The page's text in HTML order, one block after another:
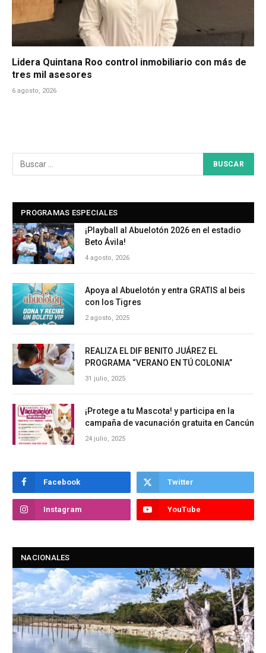
Lidera Quintana Roo control inmobiliario con más de
tres mil asesores
6 agosto, 2026
PROGRAMAS ESPECIALES
¡Playball al Abuelotón 2026 en el estadio
Beto Ávila!
4 agosto, 2026
Apoya al Abuelotón y entra GRATIS al beis
con los Tigres
2 agosto, 2025
REALIZA EL DIF BENITO JUÁREZ EL
PROGRAMA “VERANO EN TÚ COLONIA”
31 julio, 2025
¡Protege a tu Mascota! y participa en la
campaña de vacunación gratuita en Cancún
24 julio, 2025
Facebook Twitter
Instagram YouTube
NACIONALES